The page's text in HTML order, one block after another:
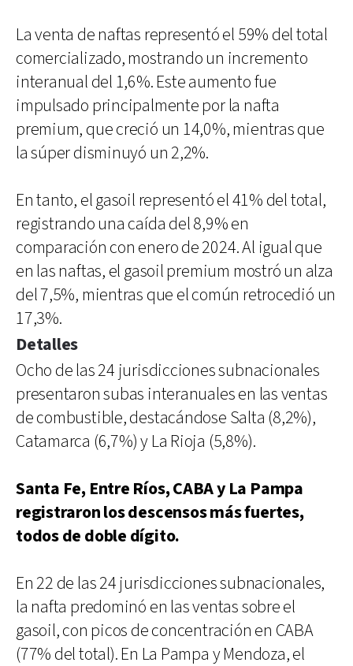
La venta de naftas representó el 59% del total
comercializado, mostrando un incremento
interanual del 1,6%. Este aumento fue
impulsado principalmente por la nafta
premium, que creció un 14,0%, mientras que
la súper disminuyó un 2,2%.
En tanto, el gasoil representó el 41% del total,
registrando una caída del 8,9% en
comparación con enero de 2024. Al igual que
en las naftas, el gasoil premium mostró un alza
del 7,5%, mientras que el común retrocedió un
17,3%.
Detalles
Ocho de las 24 jurisdicciones subnacionales
presentaron subas interanuales en las ventas
de combustible, destacándose Salta (8,2%),
Catamarca (6,7%) y La Rioja (5,8%).
Santa Fe, Entre Ríos, CABA y La Pampa
registraron los descensos más fuertes,
todos de doble dígito.
En 22 de las 24 jurisdicciones subnacionales,
la nafta predominó en las ventas sobre el
gasoil, con picos de concentración en CABA
(77% del total). En La Pampa y Mendoza, el